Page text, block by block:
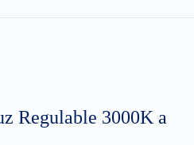
Regulable 3000K a